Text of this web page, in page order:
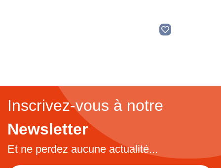
Inscrivez-vous à notre
Newsletter
Et ne perdez aucune actualité...